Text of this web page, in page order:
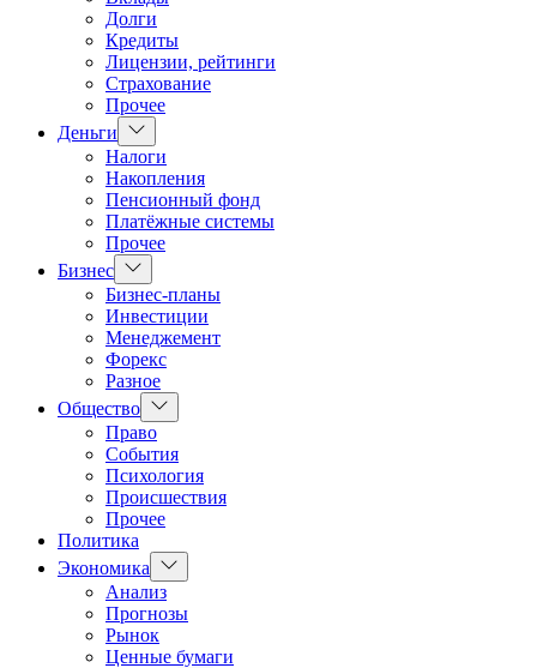
Долги
Кредиты
Лицензии, рейтинги
Страхование
Прочее
Деньги
Показать
подменю
Налоги
Накопления
Пенсионный фонд
Платёжные системы
Прочее
Бизнес Показать
подменю
Бизнес-планы
Инвестиции
Менеджемент
Форекс
Разное
Общество Показать
подменю
Право
События
Психология
Происшествия
Прочее
Политика
Экономика
Показать
подменю
Анализ
Прогнозы
Рынок
Ценные бумаги